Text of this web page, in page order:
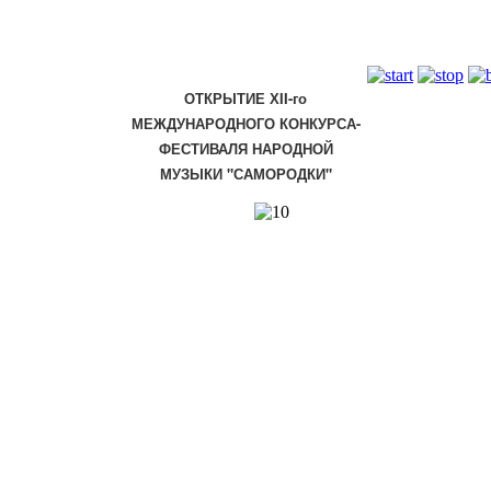
ОТКРЫТИЕ ХII-го
МЕЖДУНАРОДНОГО КОНКУРСА-
ФЕСТИВАЛЯ НАРОДНОЙ
МУЗЫКИ "САМОРОДКИ"